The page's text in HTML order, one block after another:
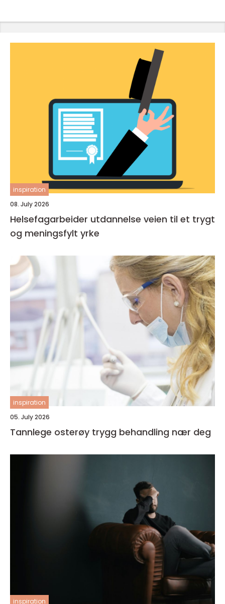
inspiration
08. July 2026
Helsefagarbeider utdannelse veien til et trygt
og meningsfylt yrke
inspiration
05. July 2026
Tannlege osterøy trygg behandling nær deg
inspiration